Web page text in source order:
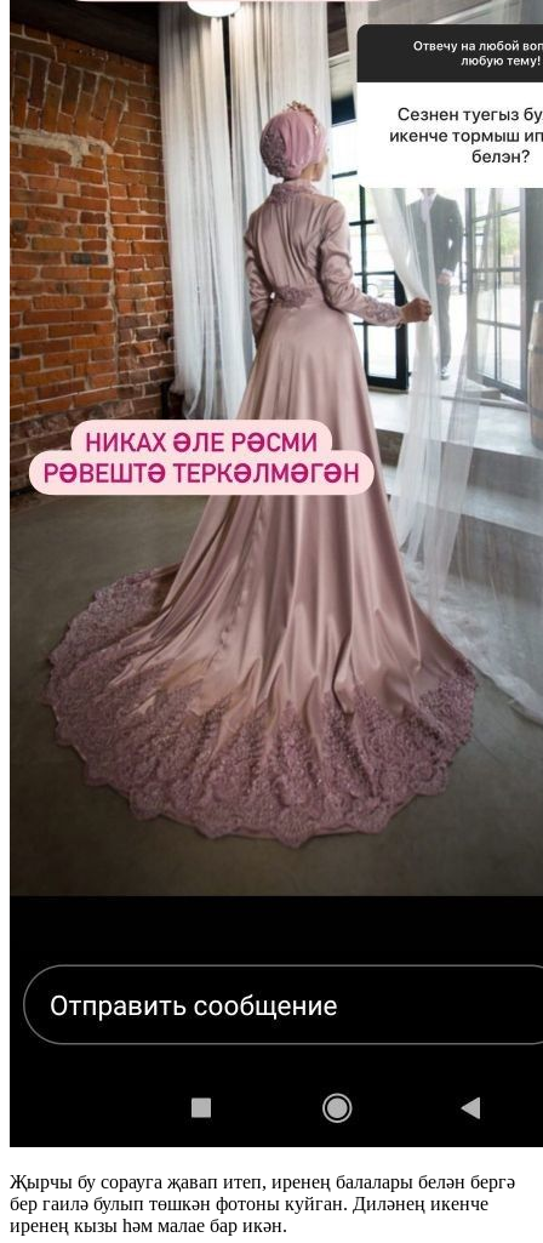
Җырчы бу сорауга җавап итеп, иренең балалары белән бергә
бер гаилә булып төшкән фотоны куйган. Диләнең икенче
иренең кызы һәм малае бар икән.